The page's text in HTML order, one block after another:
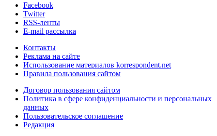
Facebook
Twitter
RSS-ленты
E-mail рассылка
Контакты
Реклама на сайте
Использование материалов korrespondent.net
Правила пользования сайтом
Договор пользования сайтом
Политика в сфере конфиденциальности и персональных
данных
Пользовательское соглашение
Редакция